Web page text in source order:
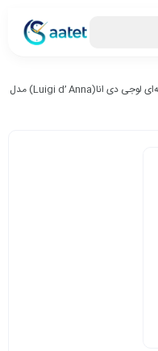
ساعت مچی زنانه عقربه‌ای لوجی دی انا(Luigi d’ Anna) مدل